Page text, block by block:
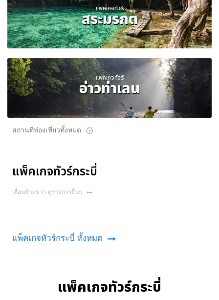
แพคเกจทัวร์
สระมรกต
แพคเกจทัวร์
อ่าวท่าเลน
สถานที่ท่องเที่ยวทั้งหมด
แพ็คเกจทัวร์กระบี่
เลื่อนซ้ายขวา ดูรายการอื่นๆ
แพ็คเกจทัวร์กระบี่ ทั้งหมด
แพ็คเกจทัวร์กระบี่